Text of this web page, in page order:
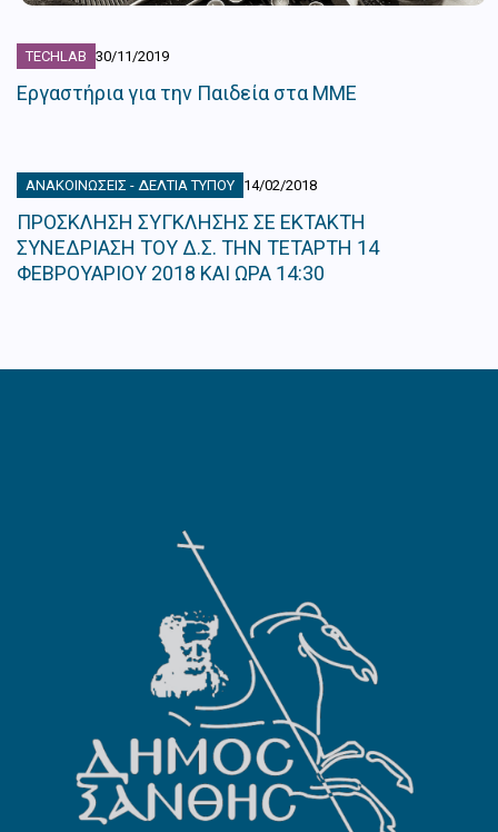
TECHLAB 30/11/2019
Εργαστήρια για την Παιδεία στα ΜΜΕ
ΑΝΑΚΟΙΝΏΣΕΙΣ - ΔΕΛΤΊΑ ΤΎΠΟΥ 14/02/2018
ΠΡΟΣΚΛΗΣΗ ΣΥΓΚΛΗΣΗΣ ΣΕ ΕΚΤΑΚΤΗ
ΣΥΝΕΔΡΙΑΣΗ ΤΟΥ Δ.Σ. ΤΗΝ ΤΕΤΑΡΤΗ 14
ΦΕΒΡΟΥΑΡΙΟΥ 2018 ΚΑΙ ΩΡΑ 14:30